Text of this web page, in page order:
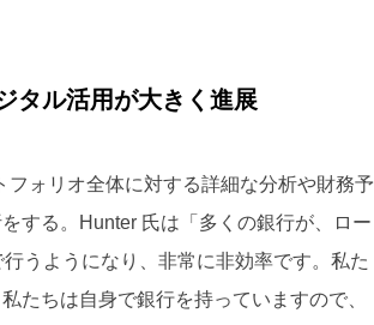
タル活用が大きく進展
ォリオ全体に対する詳細な分析や財務予
する。Hunter 氏は「多くの銀行が、ロー
うようになり、非常に非効率です。私た
たちは自身で銀行を持っていますので、